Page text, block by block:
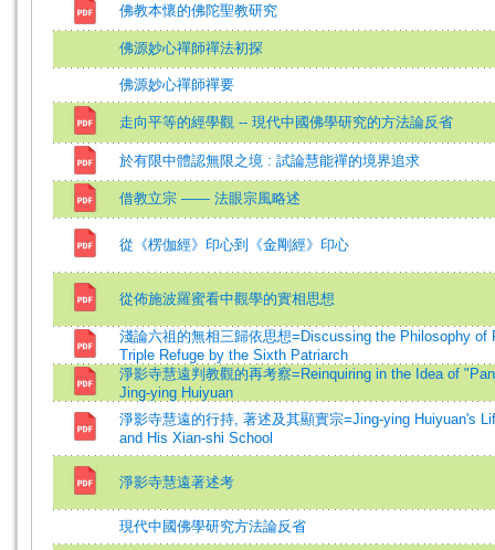
佛教本懷的佛陀聖教研究
佛源妙心禪師禪法初探
佛源妙心禪師禪要
走向平等的經學觀 -- 現代中國佛學研究的方法論反省
於有限中體認無限之境 : 試論慧能禪的境界追求
借教立宗 —— 法眼宗風略述
從《楞伽經》印心到《金剛經》印心
從佈施波羅蜜看中觀學的實相思想
淺論六祖的無相三歸依思想=Discussing the Philosophy of
Triple Refuge by the Sixth Patriarch
淨影寺慧遠判教觀的再考察=Reinquiring in the Idea of
Jing-ying Huiyuan
淨影寺慧遠的行持, 著述及其顯實宗=Jing-ying Huiyuan's
and His Xian-shi School
淨影寺慧遠著述考
現代中國佛學研究方法論反省